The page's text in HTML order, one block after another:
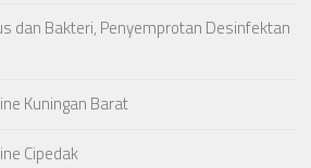
dan Bakteri, Penyemprotan Desinfektan
Kuningan Barat
Cipedak